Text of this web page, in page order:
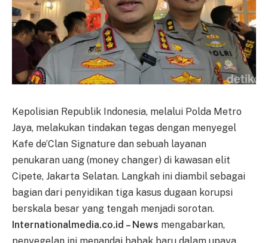
Kepolisian Republik Indonesia, melalui Polda Metro
Jaya, melakukan tindakan tegas dengan menyegel
Kafe de’Clan Signature dan sebuah layanan
penukaran uang (money changer) di kawasan elit
Cipete, Jakarta Selatan. Langkah ini diambil sebagai
bagian dari penyidikan tiga kasus dugaan korupsi
berskala besar yang tengah menjadi sorotan.
Internationalmedia.co.id – News mengabarkan,
penyegelan ini menandai babak baru dalam upaya